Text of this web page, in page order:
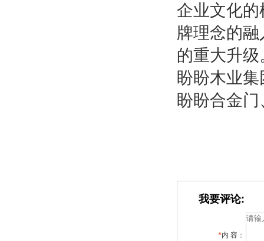
企业文化
牌理念的
的重大升级
盼盼木业
盼盼合金门
我要评论:
*内 容：